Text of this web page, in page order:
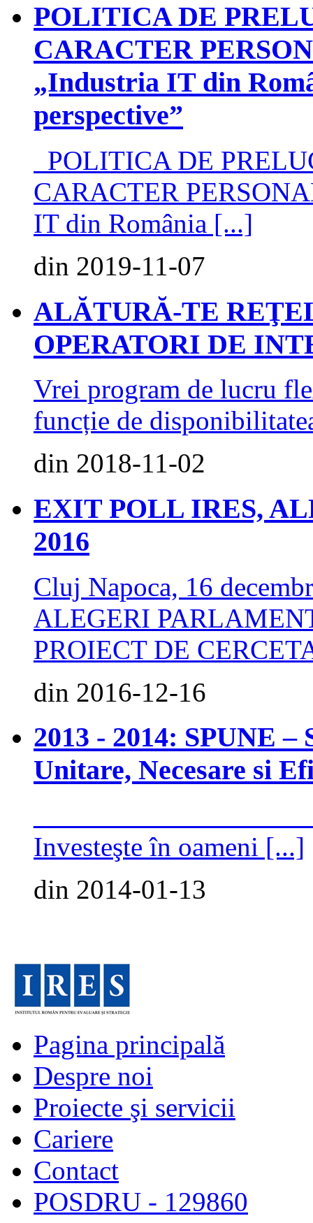
POLITICA DE
CARACTER
„Industria IT din
perspective”
POLITICA DE
CARACTER
IT din România [...]
din 2019-11-07
ALĂTURĂ-TE
OPERATORI DE
Vrei program de lucru
funcție de
din 2018-11-02
EXIT POLL IRES,
2016
Cluj Napoca, 16
ALEGERI
PROIECT DE
din 2016-12-16
2013 - 2014: SPUNE –
Unitare, Necesare si
Investeşte în oameni [...]
din 2014-01-13
Pagina principală
Despre noi
Proiecte şi servicii
Cariere
Contact
POSDRU - 129860